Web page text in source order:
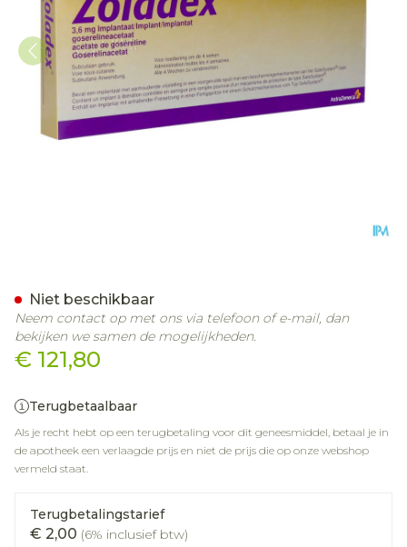
€ 121,80
Terugbetaalbaar
Als je recht hebt op een terugbetaling voor dit geneesmiddel, betaal je in
de apotheek een verlaagde prijs en niet de prijs die op onze webshop
vermeld staat.
Terugbetalingstarief
€ 2,00 (6% inclusief btw)
Niet beschikbaar
Neem contact op met ons via telefoon of e-mail, dan
bekijken we samen de mogelijkheden.